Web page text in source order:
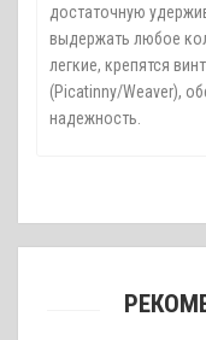
достаточную
выдержать любое
легкие, крепятся
(Picatinny/Weaver),
надежность.